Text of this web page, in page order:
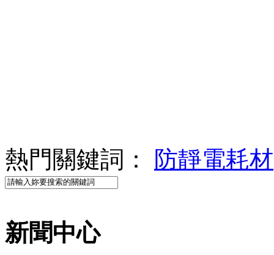
熱門關鍵詞： 防靜電耗材
新聞中心